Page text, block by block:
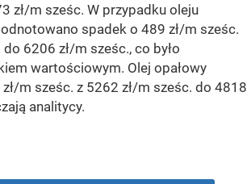
zł/m sześc. W przypadku oleju
spadek o 489 zł/m sześc.
6206 zł/m sześc., co było
wartościowym. Olej opałowy
m sześc. z 5262 zł/m sześc. do 4818
analitycy.